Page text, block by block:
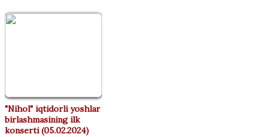
"Nihol" iqtidorli yoshlar
birlashmasining ilk
konserti (05.02.2024)